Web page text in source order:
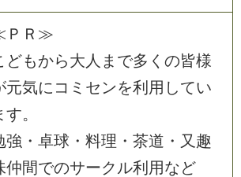
Ｒ≫
どもから大人まで多くの皆様
元気にコミセンを利用してい
す。
強・卓球・料理・茶道・又趣
仲間でのサークル利用など